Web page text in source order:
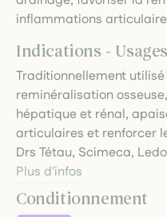
inflammations
Indications -
Traditionnellement
reminéralisation
hépatique et rénal,
articulaires et renforcer
Drs Tétau, Scimeca,
Plus d'infos
Conditionnement